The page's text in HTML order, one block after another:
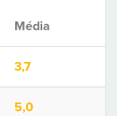
Média
3,7
5,0